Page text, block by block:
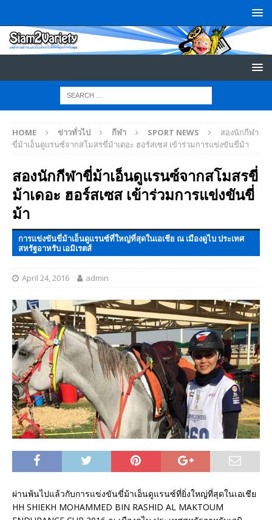
HOME ข่าวทั่วไป กีฬา SPORT NEWS
สองนักกีฬา
ขี่ม้าเอ็นดูแรนซ์จากสโมสรขี่ม้าเดอะ ฮอร์สเซส เข้าร่วมการแข่งขันขี่ม้า
สองนักกีฬาขี่ม้าเอ็นดูแรนซ์จากสโมสรขี่
ม้าเดอะ ฮอร์สเซส เข้าร่วมการแข่งขันขี่
ม้า
การแข่งขันขี่ม้าเอ็นดูแรนซ์ที่ใหญ่ที่สุดในเอเชีย ณ เมืองดูไบ ประเทศ
สหรัฐอาหรับ เอมิเรตส์
April 24, 2016 admin
ผ่านพ้นไปแล้วกับการแข่งขันขี่ม้าเอ็นดูแรนซ์ที่ยิ่งใหญ่ที่สุดในเอเชีย
HH SHIEKH MOHAMMED BIN RASHID AL MAKTOUM